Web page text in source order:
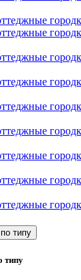
типу
типу